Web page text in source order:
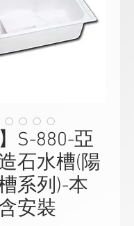
S-880-亞
石水槽(陽
系列)-本
安裝